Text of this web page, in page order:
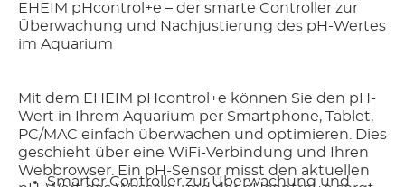
EHEIM pHcontrol+e – der smarte Controller zur
Überwachung und Nachjustierung des pH-Wertes
im Aquarium
Mit dem EHEIM pHcontrol+e können Sie den pH-
Wert in Ihrem Aquarium per Smartphone, Tablet,
PC/MAC einfach überwachen und optimieren. Dies
geschieht über eine WiFi-Verbindung und Ihren
Webbrowser. Ein pH-Sensor misst den aktuellen
Smarter Controller zur Überwachung und